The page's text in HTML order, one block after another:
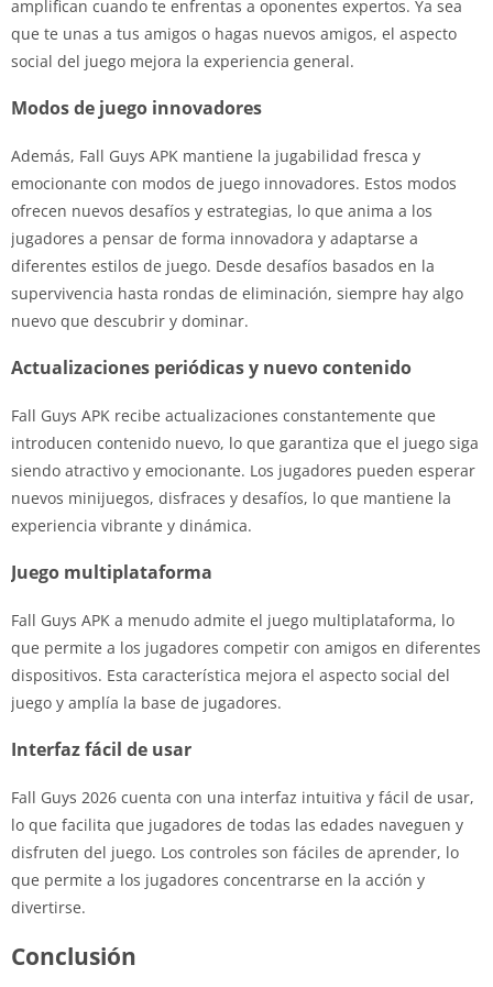
amplifican cuando te enfrentas a oponentes expertos. Ya sea
que te unas a tus amigos o hagas nuevos amigos, el aspecto
social del juego mejora la experiencia general.
Modos de juego innovadores
Además, Fall Guys APK mantiene la jugabilidad fresca y
emocionante con modos de juego innovadores. Estos modos
ofrecen nuevos desafíos y estrategias, lo que anima a los
jugadores a pensar de forma innovadora y adaptarse a
diferentes estilos de juego. Desde desafíos basados ​​en la
supervivencia hasta rondas de eliminación, siempre hay algo
nuevo que descubrir y dominar.
Actualizaciones periódicas y nuevo contenido
Fall Guys APK recibe actualizaciones constantemente que
introducen contenido nuevo, lo que garantiza que el juego siga
siendo atractivo y emocionante. Los jugadores pueden esperar
nuevos minijuegos, disfraces y desafíos, lo que mantiene la
experiencia vibrante y dinámica.
Juego multiplataforma
Fall Guys APK a menudo admite el juego multiplataforma, lo
que permite a los jugadores competir con amigos en diferentes
dispositivos. Esta característica mejora el aspecto social del
juego y amplía la base de jugadores.
Interfaz fácil de usar
Fall Guys 2026 cuenta con una interfaz intuitiva y fácil de usar,
lo que facilita que jugadores de todas las edades naveguen y
disfruten del juego. Los controles son fáciles de aprender, lo
que permite a los jugadores concentrarse en la acción y
divertirse.
Conclusión